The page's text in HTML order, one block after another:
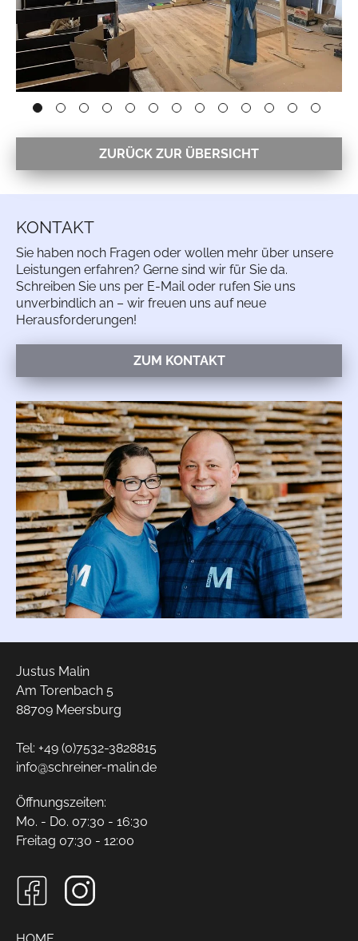
ZURÜCK ZUR ÜBERSICHT
KONTAKT
Sie haben noch Fragen oder wollen mehr über unsere
Leistungen erfahren? Gerne sind wir für Sie da.
Schreiben Sie uns per E-Mail oder rufen Sie uns
unverbindlich an – wir freuen uns auf neue
Herausforderungen!
ZUM KONTAKT
Justus Malin
Am Torenbach 5
88709 Meersburg
Tel: +49 (0)7532-3828815
info@schreiner-malin.de
Öffnungszeiten:
Mo. - Do. 07:30 - 16:30
Freitag 07:30 - 12:00